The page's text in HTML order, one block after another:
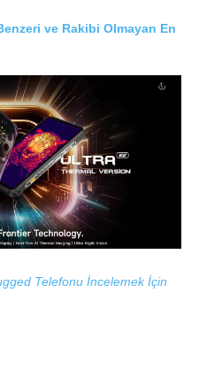
ve Rakibi Olmayan En
Telefonu İncelemek İçin